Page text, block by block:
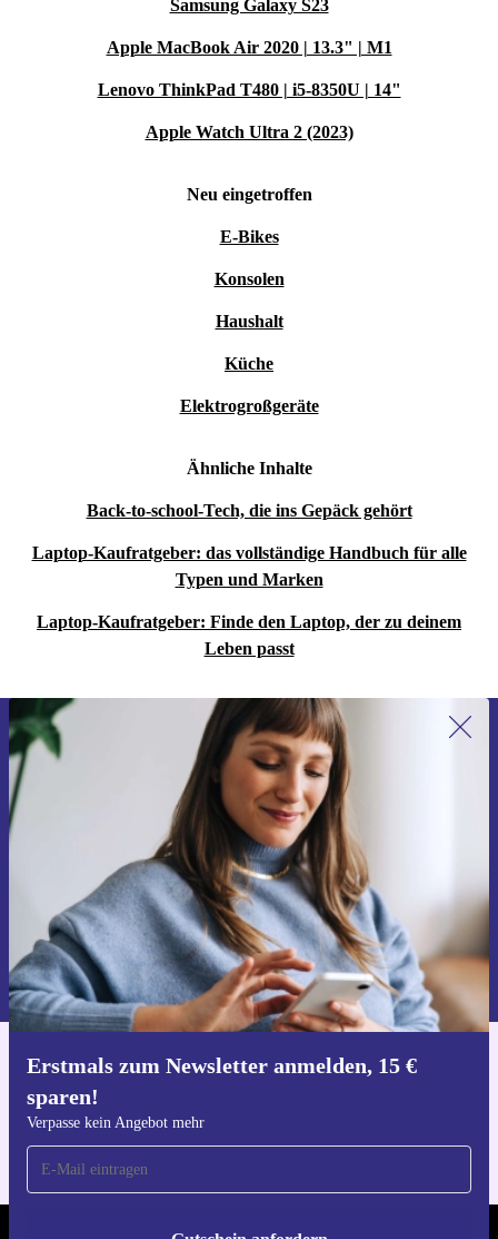
Samsung Galaxy S23
Apple MacBook Air 2020 | 13.3" | M1
Lenovo ThinkPad T480 | i5-8350U | 14"
Apple Watch Ultra 2 (2023)
Neu eingetroffen
E-Bikes
Konsolen
Haushalt
Küche
Elektrogroßgeräte
Ähnliche Inhalte
Back-to-school-Tech, die ins Gepäck gehört
Laptop-Kaufratgeber: das vollständige Handbuch für alle
Typen und Marken
Laptop-Kaufratgeber: Finde den Laptop, der zu deinem
Leben passt
Erstmals zum Newsletter anmelden, 15 €
sparen!
Verpasse kein Angebot mehr
Erstmals zum Newsletter anmelden,
15 € sparen!
Verpasse kein Angebot mehr.
Gutschein anfordern
Informationen über die Verwendung personenbezogener Daten findest
du in unserer
Datenschutzerklärung.
Hol dir die refurbed-App